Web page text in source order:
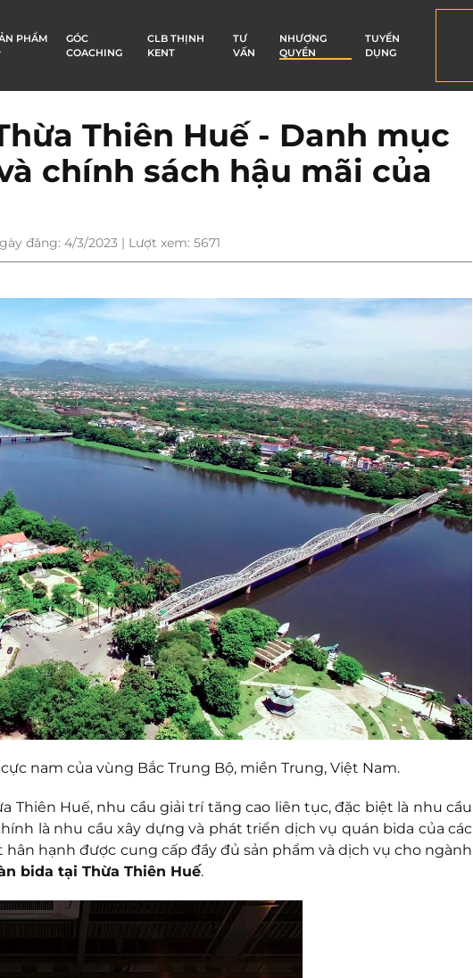
PHẨM
GÓC
COACHING
CLB THỊNH
KENT
TƯ
VẤN
NHƯỢNG
QUYỀN
TUYỂN
DỤNG
Thiên Huế - Danh mục
chính sách hậu mãi của
đăng: 4/3/2023 | Lượt xem: 5671
nam của vùng Bắc Trung Bộ, miền Trung, Việt Nam.
Thiên Huế, nhu cầu giải trí tăng cao liên tục, đặc biệt là nhu cầu
là nhu cầu xây dựng và phát triển dịch vụ quán bida của các
hạnh được cung cấp đầy đủ sản phẩm và dịch vụ cho ngành
bida tại Thừa Thiên Huế.